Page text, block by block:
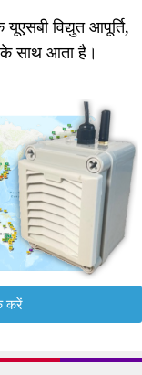
विद्युत आपूर्ति,
साथ आता है।
करें